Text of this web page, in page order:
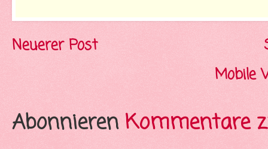
Neuerer Post
Mobile
Abonnieren Kommentare